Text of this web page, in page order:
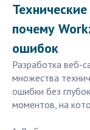
почему
ошибок
Разработка веб-
множества
ошибки без
моментов, на